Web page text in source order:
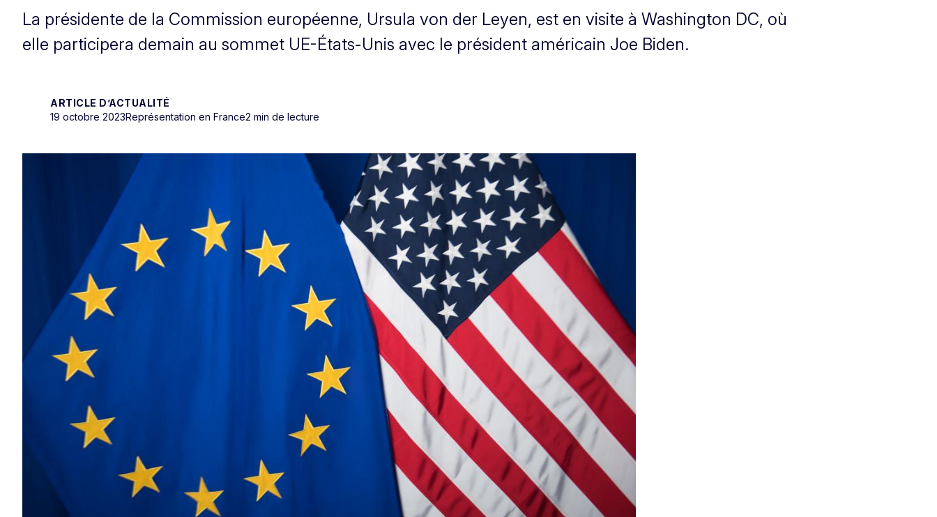
La présidente de la Commission européenne, Ursula von der Leyen, est en visite à Washington DC, où
elle participera demain au sommet UE-États-Unis avec le président américain Joe Biden.
ARTICLE D’ACTUALITÉ
19 octobre 2023Représentation en France2 min de lecture